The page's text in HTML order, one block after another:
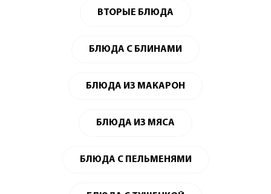
ВТОРЫЕ БЛЮДА
БЛЮДА С БЛИНАМИ
БЛЮДА ИЗ МАКАРОН
БЛЮДА ИЗ МЯСА
БЛЮДА С ПЕЛЬМЕНЯМИ